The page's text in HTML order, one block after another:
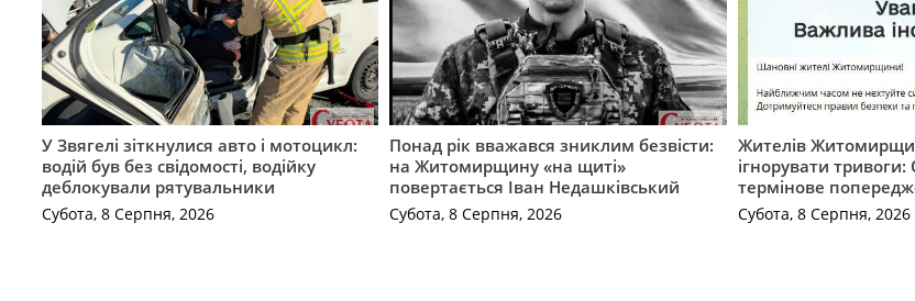
У Звягелі зіткнулися авто і мотоцикл:
водій був без свідомості, водійку
деблокували рятувальники
Субота, 8 Серпня, 2026
Понад рік вважався зниклим безвісти:
на Житомирщину «на щиті»
повертається Іван Недашківський
Субота, 8 Серпня, 2026
Жителів
ігнорувати
термінове
Субота, 8 Серпня, 2026